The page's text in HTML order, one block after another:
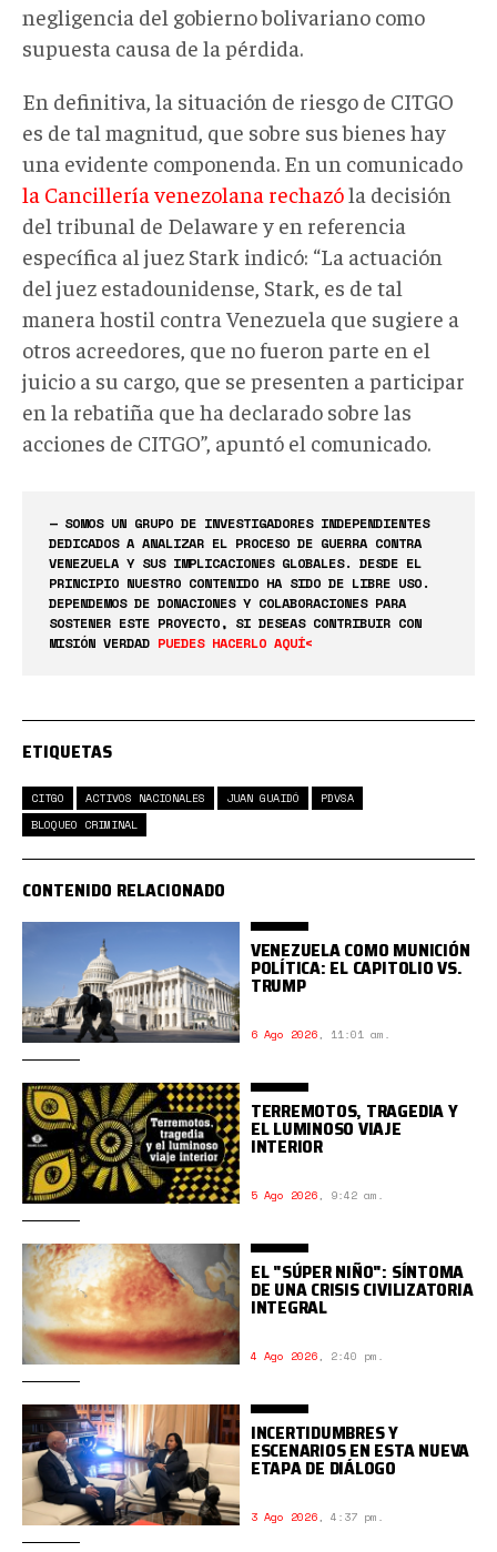
negligencia del gobierno bolivariano como
supuesta causa de la pérdida.
En definitiva, la situación de riesgo de CITGO
es de tal magnitud, que sobre sus bienes hay
una evidente componenda. En un comunicado
la Cancillería venezolana rechazóla decisión
del tribunal de Delaware y en referencia
específica al juez Stark indicó: “La actuación
del juez estadounidense, Stark, es de tal
manera hostil contra Venezuela que sugiere a
otros acreedores, que no fueron parte en el
juicio a su cargo, que se presenten a participar
en la rebatiña que ha declarado sobre las
acciones de CITGO”, apuntó el comunicado.
— SOMOS UN GRUPO DE INVESTIGADORES INDEPENDIENTES
DEDICADOS A ANALIZAR EL PROCESO DE GUERRA CONTRA
VENEZUELA Y SUS IMPLICACIONES GLOBALES. DESDE EL
PRINCIPIO NUESTRO CONTENIDO HA SIDO DE LIBRE USO.
DEPENDEMOS DE DONACIONES Y COLABORACIONES PARA
SOSTENER ESTE PROYECTO, SI DESEAS CONTRIBUIR CON
MISIÓN VERDAD PUEDES HACERLO AQUÍ<
ETIQUETAS
CITGO ACTIVOS NACIONALES JUAN GUAIDÓ
PDVSA
BLOQUEO CRIMINAL
CONTENIDO RELACIONADO
VENEZUELA COMO MUNICIÓN
POLÍTICA: EL CAPITOLIO VS.
TRUMP
6 Ago 2026, 11:01 am.
TERREMOTOS, TRAGEDIA Y
EL LUMINOSO VIAJE
INTERIOR
5 Ago 2026, 9:42 am.
EL "SÚPER NIÑO": SÍNTOMA
DE UNA CRISIS CIVILIZATORIA
INTEGRAL
4 Ago 2026, 2:40 pm.
INCERTIDUMBRES Y
ESCENARIOS EN ESTA NUEVA
ETAPA DE DIÁLOGO
3 Ago 2026, 4:37 pm.